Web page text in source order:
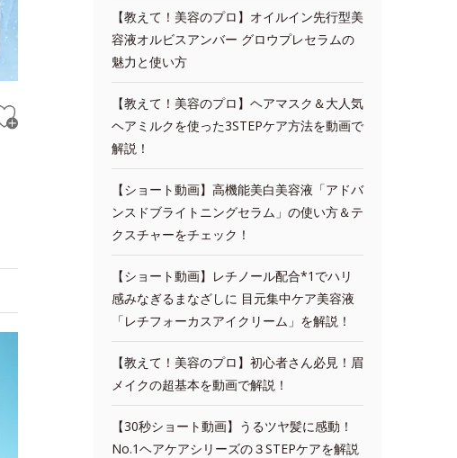
【教えて！美容のプロ】オイルイン先行型美
容液オルビスアンバー グロウプレセラムの
魅力と使い方
【教えて！美容のプロ】ヘアマスク＆大人気
ヘアミルクを使った3STEPケア方法を動画で
解説！
【ショート動画】高機能美白美容液「アドバ
ンスドブライトニングセラム」の使い方＆テ
クスチャーをチェック！
【ショート動画】レチノール配合*1でハリ
感みなぎるまなざしに 目元集中ケア美容液
「レチフォーカスアイクリーム」を解説！
【教えて！美容のプロ】初心者さん必見！眉
メイクの超基本を動画で解説！
【30秒ショート動画】うるツヤ髪に感動！
No.1ヘアケアシリーズの３STEPケアを解説